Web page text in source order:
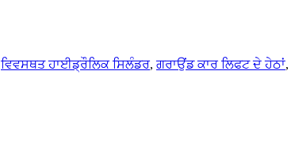
ਵਿਵਸਥਤ ਹਾਈਡ੍ਰੌਲਿਕ ਸਿਲੰਡਰ, ਗਰਾਉਂਡ ਕਾਰ ਲਿਫਟ ਦੇ ਹੇਠਾਂ,